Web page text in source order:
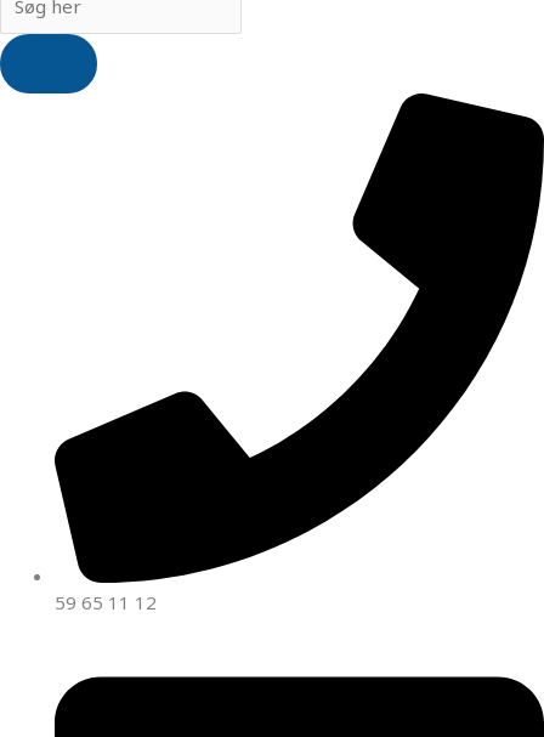
59 65 11 12